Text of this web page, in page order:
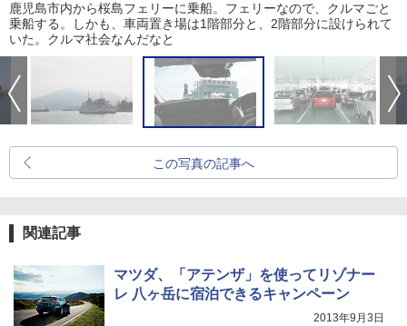
鹿児島市内から桜島フェリーに乗船。フェリーなので、クルマごと
乗船する。しかも、車両置き場は1階部分と、2階部分に設けられて
いた。クルマ社会なんだなと
この写真の記事へ
関連記事
マツダ、「アテンザ」を使ってリゾナー
レ 八ヶ岳に宿泊できるキャンペーン
2013年9月3日